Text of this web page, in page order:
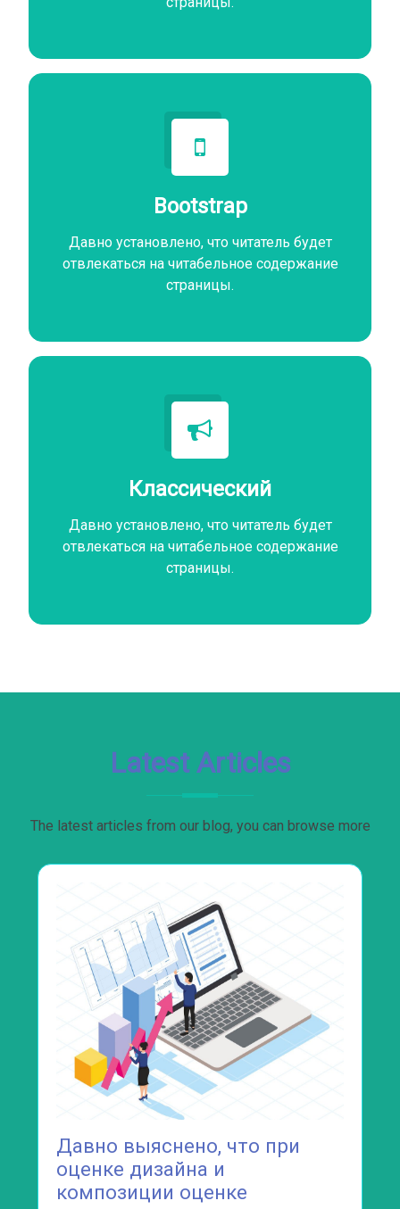
Bootstrap
Давно установлено, что читатель будет
отвлекаться на читабельное содержание
страницы.
Классический
Давно установлено, что читатель будет
отвлекаться на читабельное содержание
страницы.
Latest Articles
The latest articles from our blog, you can browse more
Давно выяснено, что при
оценке дизайна и
композиции оценке